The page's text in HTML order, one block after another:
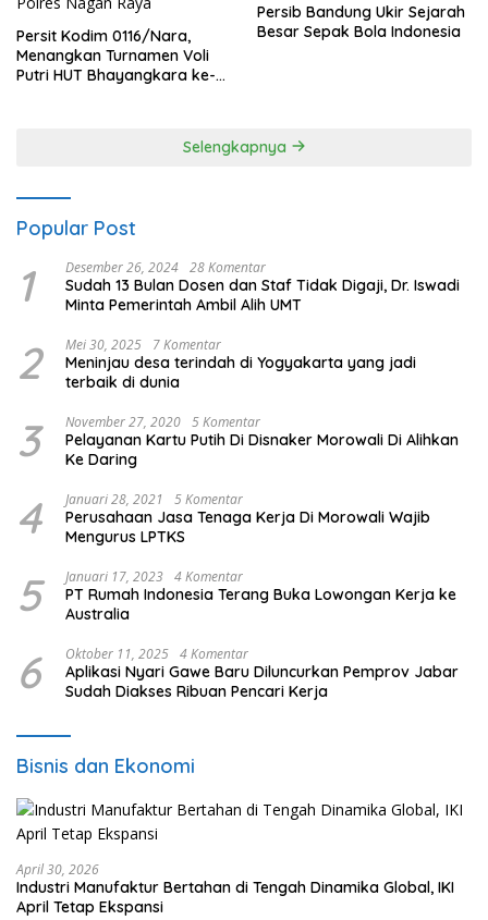
Persit Kodim 0116/Nara,
Menangkan Turnamen Voli
Putri HUT Bhayangkara ke-
Persib Bandung Ukir Sejarah
Besar Sepak Bola Indonesia
Selengkapnya
Popular Post
1 Desember 26, 2024 28 Komentar
Sudah 13 Bulan Dosen dan Staf Tidak Digaji, Dr. Iswadi
Minta Pemerintah Ambil Alih UMT
2 Mei 30, 2025 7 Komentar
Meninjau desa terindah di Yogyakarta yang jadi
terbaik di dunia
3 November 27, 2020 5 Komentar
Pelayanan Kartu Putih Di Disnaker Morowali Di Alihkan
Ke Daring
4 Januari 28, 2021 5 Komentar
Perusahaan Jasa Tenaga Kerja Di Morowali Wajib
Mengurus LPTKS
5 Januari 17, 2023 4 Komentar
PT Rumah Indonesia Terang Buka Lowongan Kerja ke
Australia
6 Oktober 11, 2025 4 Komentar
Aplikasi Nyari Gawe Baru Diluncurkan Pemprov Jabar
Sudah Diakses Ribuan Pencari Kerja
Bisnis dan Ekonomi
April 30, 2026
Industri Manufaktur Bertahan di Tengah Dinamika Global, IKI
April Tetap Ekspansi